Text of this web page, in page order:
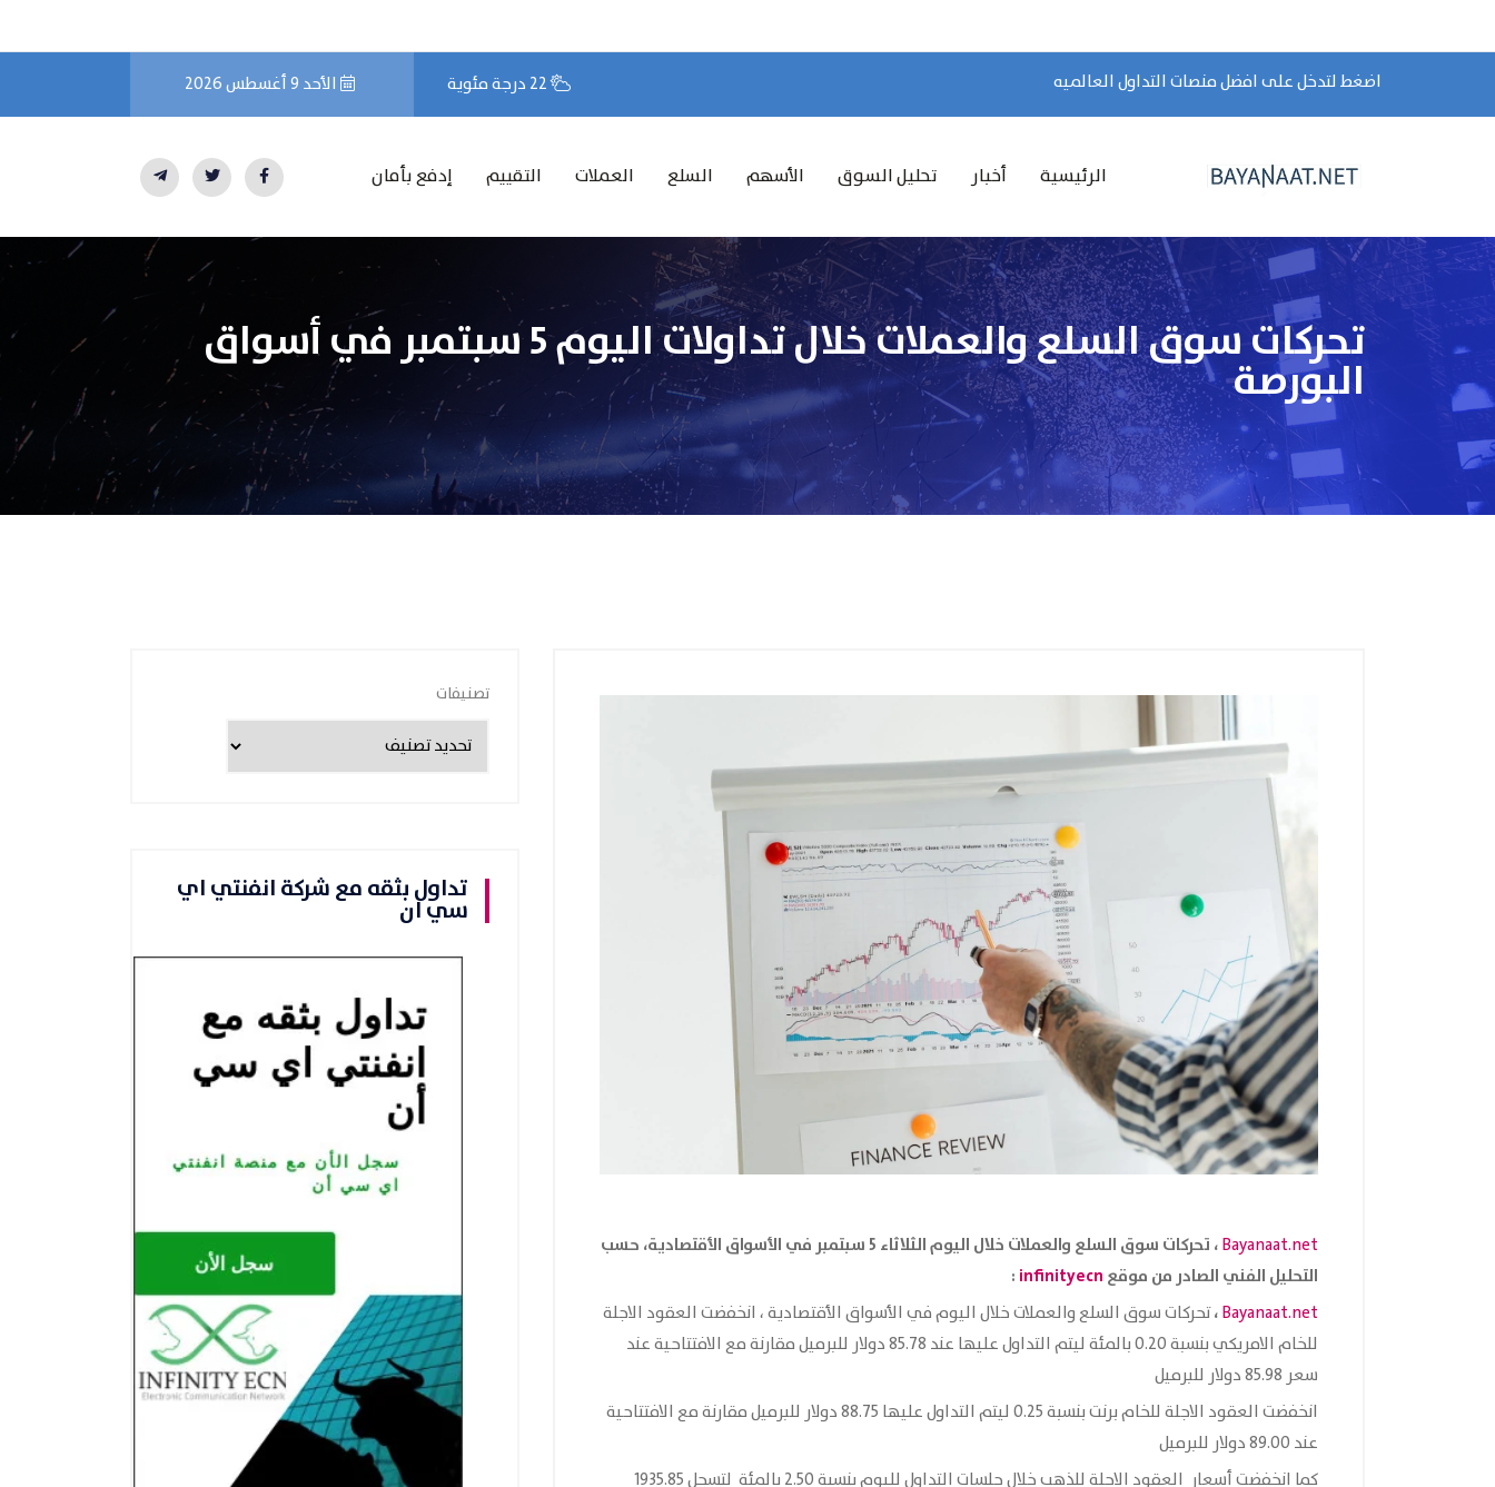
اضغط لتدخل على افضل منصات التداول العالميه 22 درجة مئوية الأحد 9 أغسطس 2026
الرئيسية أخبار تحليل السوق الأسهم السلع العملات التقييم إدفع بأمان
تحركات سوق السلع والعملات خلال تداولات اليوم 5 سبتمبر في أسواق
البورصة
Bayanaat.net، تحركات سوق السلع والعملات خلال اليوم الثلاثاء 5 سبتمبر في الأسواق الأقتصادية
، حسب
التحليل الفني الصادر من موقع infinityecn
:
Bayanaat.net،تحركات سوق السلع والعملات خلال اليوم في الأسواق الأقتصادية ، انخفضت العقود الاجلة
للخام الامريكي بنسبة 0.20 بالمئة ليتم التداول عليها عند 85.78 دولار للبرميل مقارنة مع الافتتاحية عند
سعر 85.98 دولار للبرميل
انخفضت العقود الاجلة للخام برنت بنسبة 0.25 ليتم التداول عليها 88.75 دولار للبرميل مقارنة مع الافتتاحية
عند 89.00 دولار للبرميل
كما انخفضت أسعار العقود الاجلة للذهب خلال جلسات التداول لليوم بنسبة 2.50 بالمئة لتسجل 1935.85
تصنيفات
تداول بثقه مع شركة انفنتي اي
سي ان